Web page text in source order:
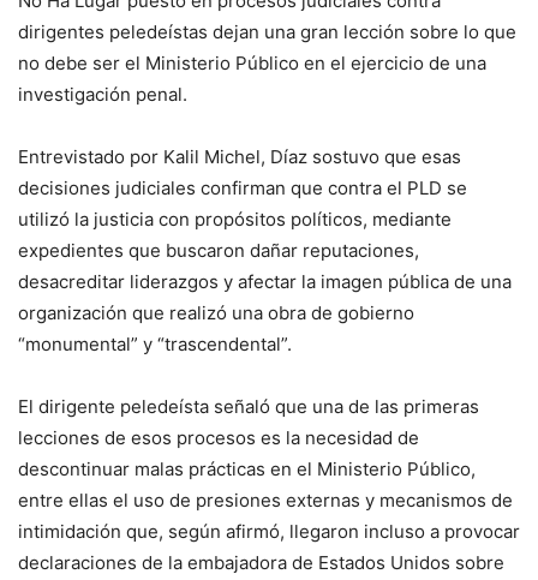
dirigentes peledeístas dejan una gran lección sobre lo que
no debe ser el Ministerio Público en el ejercicio de una
investigación penal.
Entrevistado por Kalil Michel, Díaz sostuvo que esas
decisiones judiciales confirman que contra el PLD se
utilizó la justicia con propósitos políticos, mediante
expedientes que buscaron dañar reputaciones,
desacreditar liderazgos y afectar la imagen pública de una
organización que realizó una obra de gobierno
“monumental” y “trascendental”.
El dirigente peledeísta señaló que una de las primeras
lecciones de esos procesos es la necesidad de
descontinuar malas prácticas en el Ministerio Público,
entre ellas el uso de presiones externas y mecanismos de
intimidación que, según afirmó, llegaron incluso a provocar
declaraciones de la embajadora de Estados Unidos sobre